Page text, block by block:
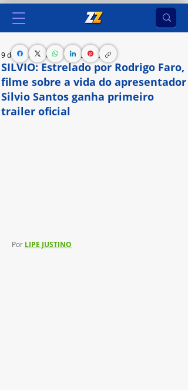
SILVIO: Estrelado por Rodrigo Faro,
filme sobre a vida do apresentador
Silvio Santos ganha primeiro
trailer oficial
9 de abr. de 2024 7 min de leitura
Por LIPE JUSTINO